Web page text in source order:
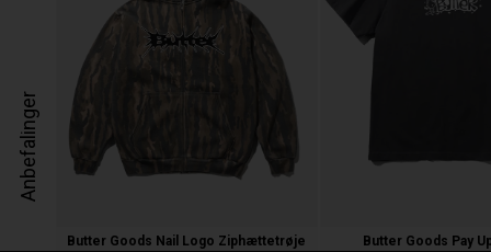
Anbefalinger
Butter Goods Nail Logo Ziphættetrøje Butter Goods Pay